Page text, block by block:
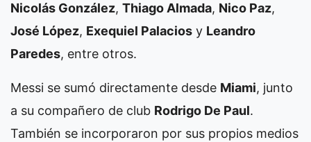
Nicolás González, Thiago Almada, Nico Paz,
José López, Exequiel Palacios y Leandro
Paredes, entre otros.
Messi se sumó directamente desde Miami, junto
a su compañero de club Rodrigo De Paul.
También se incorporaron por sus propios medios